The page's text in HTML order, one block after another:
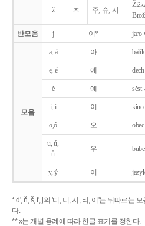
ž ㅈ 주, 슈, 시
반모음 j 이* jaro
모음
a, á 아
e, é 에
ě 예 sěst
i, í 이
o,ó 오
u, ú,
ů
우
y, ý 이
* d', ň, š, t', j의 '디, 니, 시, 티, 이'는 뒤따르는
다.
** x는 개별 용례에 따라 한글 표기를 정한다.